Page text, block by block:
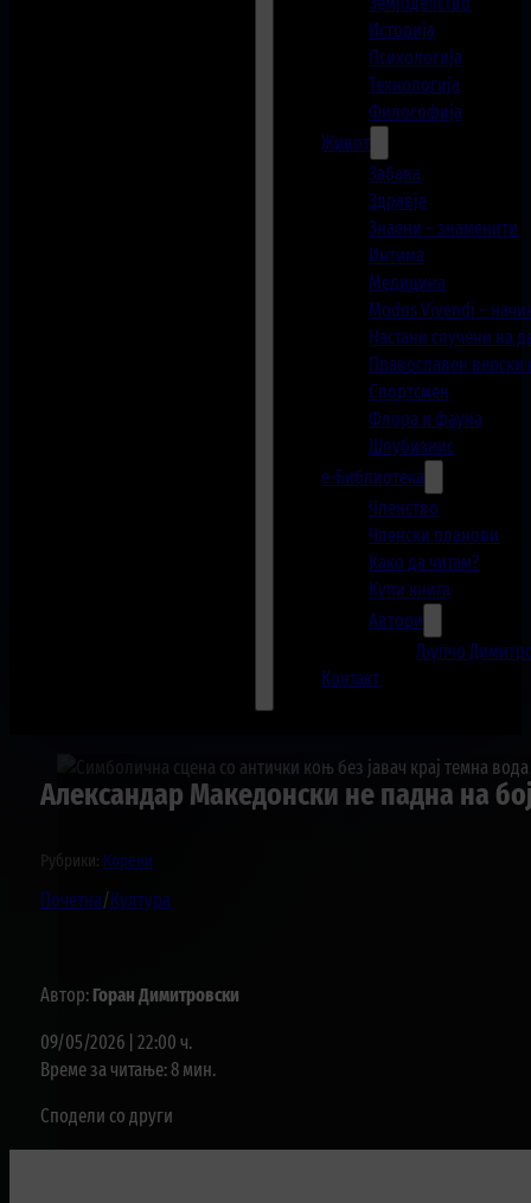
Историја
Психологија
Технологија
Философија
Живот
Забава
Здравје
Знаени – знаменити
Интима
Медицина
Modus Vivendi –
Настани случени на
Православен верски
Спортсмен
Флора и фауна
Шоубизнис
е-Библиотека
Членство
Членски планови
Како да читам?
Купи книга
Автори
Љупчо
Контакт
Александар Македонски не падна на
Рубрики: Корени
Почетна/Култура
Автор: Горан Димитровски
09/05/2026 | 22:00 ч.
Време за читање: 8 мин.
Сподели со други